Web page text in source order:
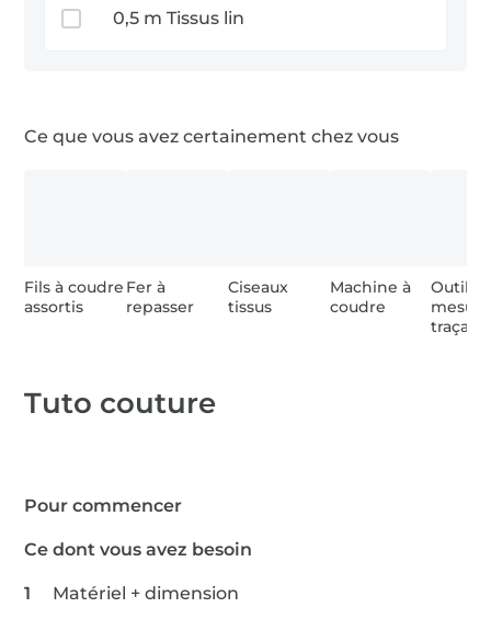
0,5 m Tissus lin
Ce que vous avez certainement chez vous
Fils à coudre
assortis
Fer à
repasser
Ciseaux
tissus
Machine à
coudre
Outils
traçage
Tuto couture
Pour commencer
Ce dont vous avez besoin
Matériel + dimension